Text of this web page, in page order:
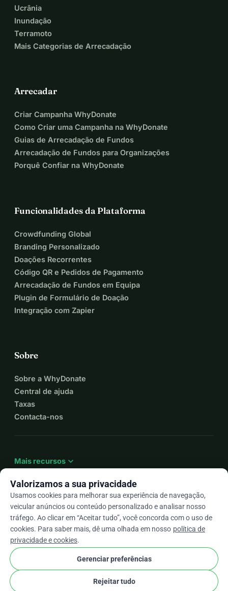
Ucrânia
Inundação
Terramoto
Mais Categorias de Arrecadação
Arrecadar
Criar Campanha WhyDonate
Como Criar uma Campanha na WhyDonate
Guias de Arrecadação de Fundos
Arrecadação de Fundos para Organizações
Porquê Confiar na WhyDonate
Funcionalidades da Plataforma
Crowdfunding Global
Branding Personalizado
Doações Recorrentes
Código QR e Pedidos de Pagamento
Arrecadação de Fundos em Equipa
Plugin de Formulário de Doação
Integração com Zapier
Sobre
Sobre a WhyDonate
Central de ajuda
Taxas
Contacta-nos
Mais recursos expand_more
Ptarrow_drop_down
★★★★★4,9 / 5 com base em mais de 500 avaliações
WhyDonate Privacidade e cookies
Termos e condições
Configurações de Cookies
Valorizamos a sua privacidade
Usamos cookies para melhorar sua experiência de navegação,
veicular anúncios ou conteúdo personalizado e analisar nosso
tráfego. Ao clicar em “Aceitar tudo”, você concorda com o uso de
cookies. Para saber mais, dê uma olhada em nosso política de
privacidade e cookies.
Gerenciar preferências
Rejeitar tudo